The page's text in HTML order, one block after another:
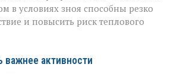
в условиях зноя способны резко
и повысить риск теплового
важнее активности